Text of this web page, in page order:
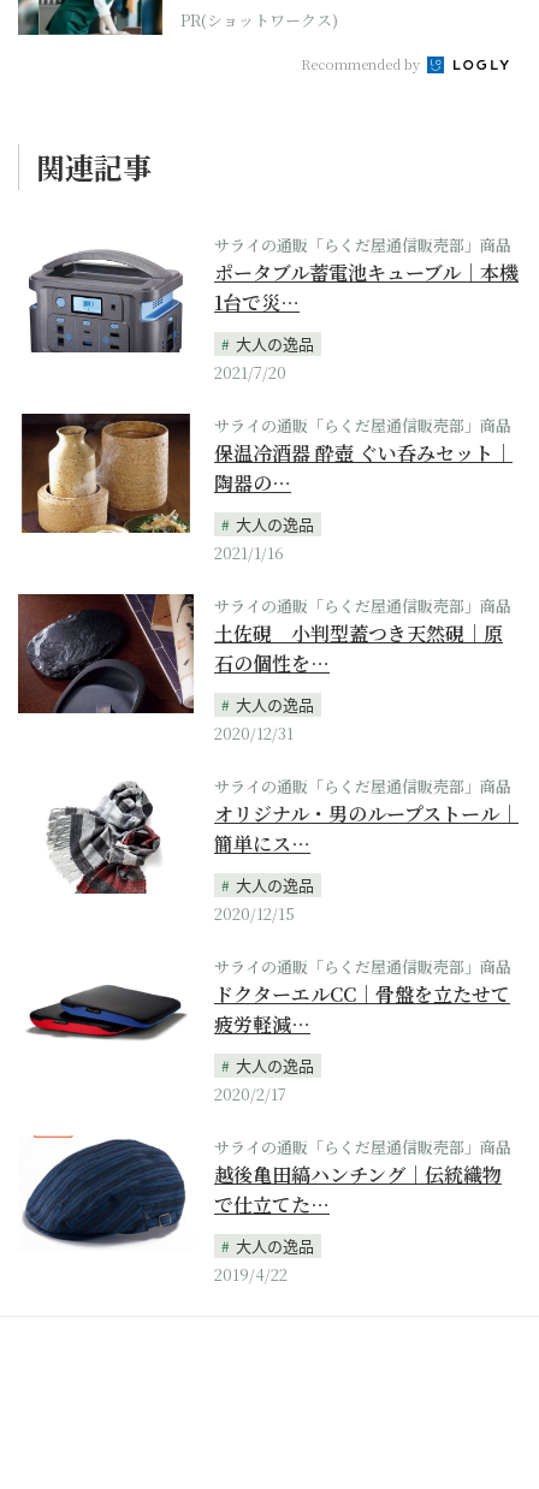
PR(ショットワークス)
Recommended by
関連記事
サライの通販「らくだ屋通信販売部」商品
ポータブル蓄電池キューブル｜本機
1台で災…
大人の逸品
2021/7/20
サライの通販「らくだ屋通信販売部」商品
保温冷酒器 酔壺 ぐい呑みセット｜
陶器の…
大人の逸品
2021/1/16
サライの通販「らくだ屋通信販売部」商品
土佐硯 小判型蓋つき天然硯｜原
石の個性を…
大人の逸品
2020/12/31
サライの通販「らくだ屋通信販売部」商品
オリジナル・男のループストール｜
簡単にス…
大人の逸品
2020/12/15
サライの通販「らくだ屋通信販売部」商品
ドクターエルCC｜骨盤を立たせて
疲労軽減…
大人の逸品
2020/2/17
サライの通販「らくだ屋通信販売部」商品
越後亀田縞ハンチング｜伝統織物
で仕立てた…
大人の逸品
2019/4/22